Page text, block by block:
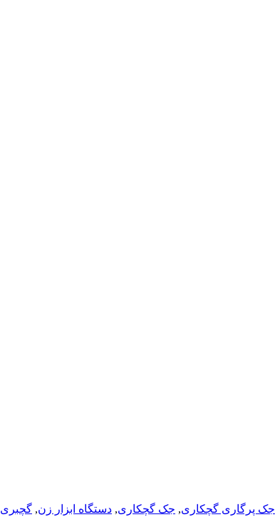
جک پرگاری گچکاری, جک گچکاری, دستگاه ابزار زن, گچبری